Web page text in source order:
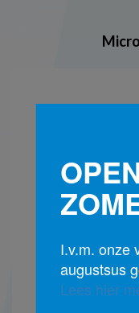
I.v.m. onze
augustsus
Lees hier